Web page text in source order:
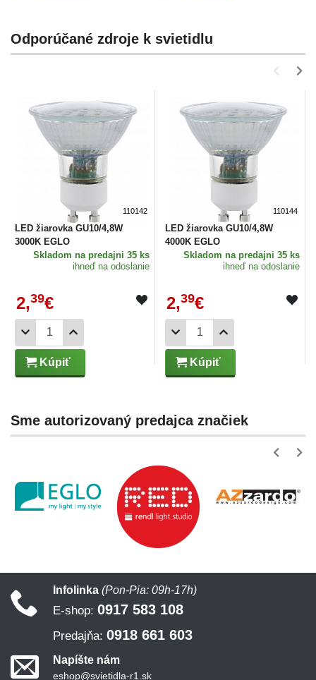
Odporúčané zdroje k svietidlu
110142
LED žiarovka GU10/4,8W
3000K EGLO
Skladom na predajni 35 ks
ihneď na odoslanie
2,39€
Kúpiť
110144
LED žiarovka GU10/4,8W
4000K EGLO
Skladom na predajni 35 ks
ihneď na odoslanie
2,39€
Kúpiť
Sme autorizovaný predajca značiek
Infolinka (Pon-Pia: 09h-17h)
E-shop: 0917 583 108
Predajňa: 0918 661 603
Napíšte nám
eshop@svietidla-r1.sk